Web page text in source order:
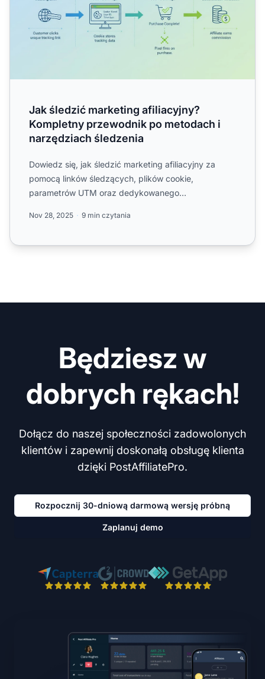
Jak śledzić marketing afiliacyjny?
Kompletny przewodnik po metodach i
narzędziach śledzenia
Dowiedz się, jak śledzić marketing afiliacyjny za
pomocą linków śledzących, plików cookie,
parametrów UTM oraz dedykowanego
Nov 28, 2025 9 min czytania
Będziesz w
dobrych rękach!
Dołącz do naszej społeczności zadowolonych
klientów i zapewnij doskonałą obsługę klienta
dzięki PostAffiliatePro.
Rozpocznij 30-dniową darmową wersję próbną
Zaplanuj demo